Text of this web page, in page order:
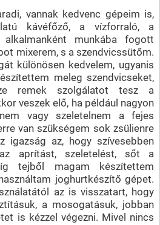
vannak kedvenc gépeim is,
kávéfőző, a vízforraló, a
munkába fogott
mixerem, s a szendvicssütőm.
különösen kedvelem, ugyanis
meleg szendvicseket,
remek szolgálatot tesz a
veszek elő, ha például nagyon
vagy szeletelnem a fejes
van szükségem sok zsülienre
igazság az, hogy szívesebben
aprítást, szeletelést, sőt a
tejből magam készítettem
joghurtkészítő gépet.
az is visszatart, hogy
a mosogatásuk, jobban
is kézzel végezni. Mivel nincs